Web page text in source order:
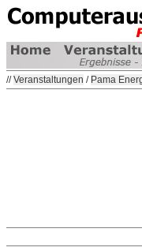
//Veranstaltungen / Pama